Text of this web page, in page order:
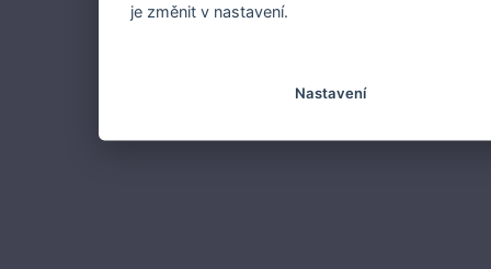
je změnit v nastavení.
Nastavení